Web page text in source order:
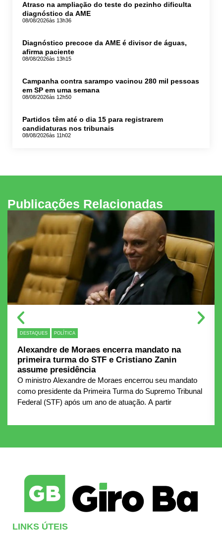
Atraso na ampliação do teste do pezinho dificulta
diagnóstico da AME
08/08/2026às 13h36
Diagnóstico precoce da AME é divisor de águas,
afirma paciente
08/08/2026às 13h15
Campanha contra sarampo vacinou 280 mil pessoas
em SP em uma semana
08/08/2026às 12h50
Partidos têm até o dia 15 para registrarem
candidaturas nos tribunais
08/08/2026às 11h02
Publicações Relacionadas
DESTAQUES POLÍTICA
Alexandre de Moraes encerra mandato na
primeira turma do STF e Cristiano Zanin
assume presidência
O ministro Alexandre de Moraes encerrou seu mandato
como presidente da Primeira Turma do Supremo Tribunal
Federal (STF) após um ano de atuação. A partir
LINKS ÚTEIS